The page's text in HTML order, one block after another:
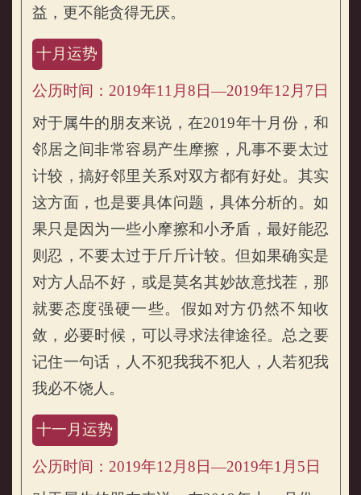
益，更不能贪得无厌。
十月运势
公历时间：2019年11月8日—2019年12月7日
对于属牛的朋友来说，在2019年十月份，和
邻居之间非常容易产生摩擦，凡事不要太过
计较，搞好邻里关系对双方都有好处。其实
这方面，也是要具体问题，具体分析的。如
果只是因为一些小摩擦和小矛盾，最好能忍
则忍，不要太过于斤斤计较。但如果确实是
对方人品不好，或是莫名其妙故意找茬，那
就要态度强硬一些。假如对方仍然不知收
敛，必要时候，可以寻求法律途径。总之要
记住一句话，人不犯我我不犯人，人若犯我
我必不饶人。
十一月运势
公历时间：2019年12月8日—2019年1月5日